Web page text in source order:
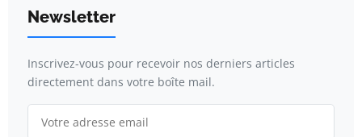
Newsletter
Inscrivez-vous pour recevoir nos derniers articles
directement dans votre boîte mail.